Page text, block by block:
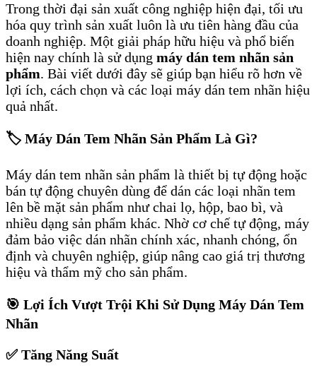
Trong thời đại sản xuất công nghiệp hiện đại, tối ưu
hóa quy trình sản xuất luôn là ưu tiên hàng đầu của
doanh nghiệp. Một giải pháp hữu hiệu và phổ biến
hiện nay chính là sử dụng máy dán tem nhãn sản
phẩm. Bài viết dưới đây sẽ giúp bạn hiểu rõ hơn về
lợi ích, cách chọn và các loại máy dán tem nhãn hiệu
quả nhất.
🏷️ Máy Dán Tem Nhãn Sản Phẩm Là Gì?
Máy dán tem nhãn sản phẩm là thiết bị tự động hoặc
bán tự động chuyên dùng để dán các loại nhãn tem
lên bề mặt sản phẩm như chai lọ, hộp, bao bì, và
nhiều dạng sản phẩm khác. Nhờ cơ chế tự động, máy
đảm bảo việc dán nhãn chính xác, nhanh chóng, ổn
định và chuyên nghiệp, giúp nâng cao giá trị thương
hiệu và thẩm mỹ cho sản phẩm.
🎯 Lợi Ích Vượt Trội Khi Sử Dụng Máy Dán Tem
Nhãn
✅ Tăng Năng Suất